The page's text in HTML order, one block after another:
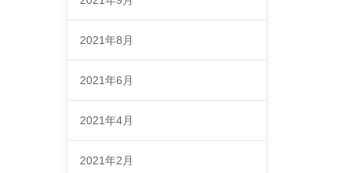
2021年8月
2021年6月
2021年4月
2021年2月